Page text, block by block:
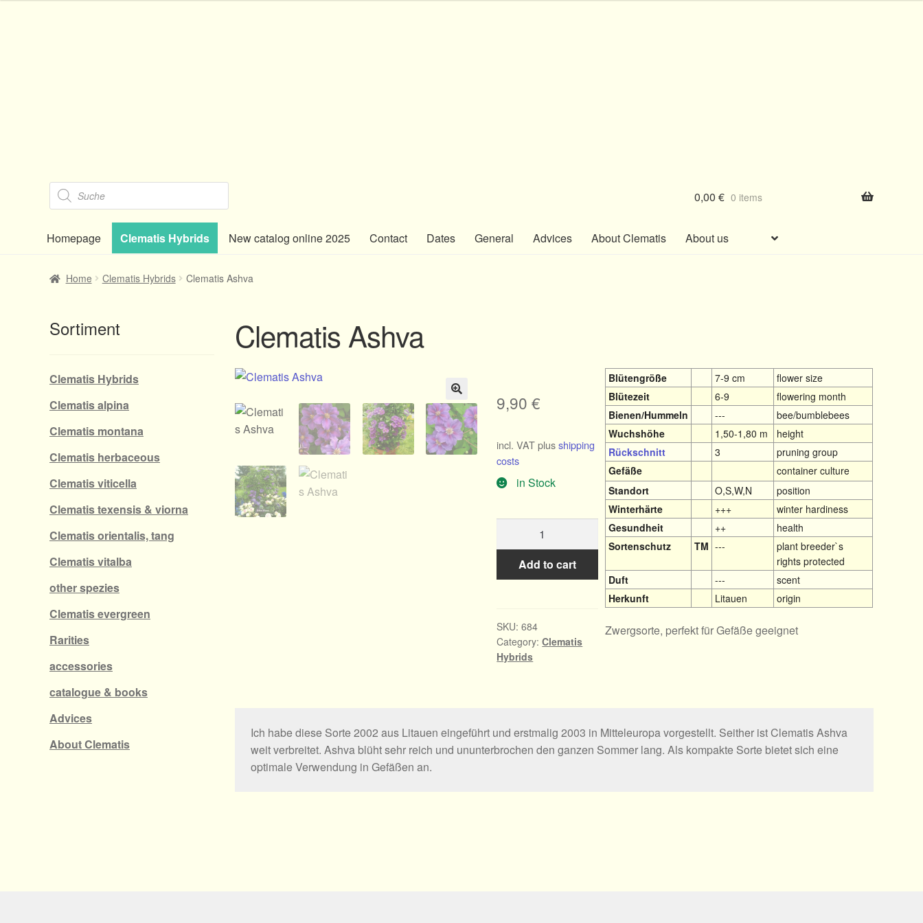
Products
search 0,00€ 0 items
Homepage Clematis Hybrids New catalog online 2025 Contact Dates General Advices About Clematis About us
Home Clematis Hybrids Clematis Ashva
Clematis Ashva
🔍 9,90€
incl. VAT plusshipping
costs
in Stock
quantityAdd to cart
SKU:684
Category:Clematis
Hybrids
Blütengröße 7-9 cm
flower size
Blütezeit
6-9
flowering month
Bienen/Hummeln
---
bee/bumblebees
Wuchshöhe
1,50-1,80 m
height
Rückschnitt
3
pruning group
Gefäße
container culture
Standort
O,S,W,N
position
Winterhärte
+++
winter hardiness
Gesundheit
++
health
Sortenschutz
TM ---
plant breeder`s
rights protected
Duft
---
scent
Herkunft
Litauen origin
Zwergsorte, perfekt für Gefäße geeignet
Ich habe diese Sorte 2002 aus Litauen eingeführt und erstmalig 2003 in Mitteleuropa vorgestellt. Seither ist Clematis Ashva
weit verbreitet. Ashva blüht sehr reich und ununterbrochen den ganzen Sommer lang. Als kompakte Sorte bietet sich eine
optimale Verwendung in Gefäßen an.
Sortiment
Clematis Hybrids
Clematis alpina
Clematis montana
Clematis herbaceous
Clematis viticella
Clematis texensis & viorna
Clematis orientalis, tang
Clematis vitalba
other spezies
Clematis evergreen
Rarities
accessories
catalogue & books
Advices
About Clematis